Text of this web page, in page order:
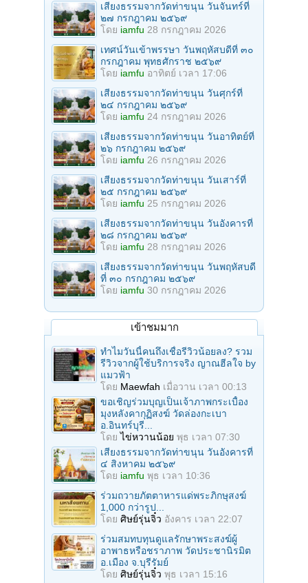
เสียงธรรมจากวัดท่าขนุน วันจันทร์ที่
๒๗ กรกฎาคม ๒๕๖๙
โดย iamfu 28 กรกฎาคม 2026
เทศน์วันเข้าพรรษา วันพฤหัสบดีที่ ๓๐
กรกฎาคม พุทธศักราช ๒๕๖๙
โดย iamfu อาทิตย์ เวลา 17:06
เสียงธรรมจากวัดท่าขนุน วันศุกร์ที่
๒๔ กรกฎาคม ๒๕๖๙
โดย iamfu 24 กรกฎาคม 2026
เสียงธรรมจากวัดท่าขนุน วันอาทิตย์ที่
๒๖ กรกฎาคม ๒๕๖๙
โดย iamfu 26 กรกฎาคม 2026
เสียงธรรมจากวัดท่าขนุน วันเสาร์ที่
๒๕ กรกฎาคม ๒๕๖๙
โดย iamfu 25 กรกฎาคม 2026
เสียงธรรมจากวัดท่าขนุน วันอังคารที่
๒๘ กรกฎาคม ๒๕๖๙
โดย iamfu 28 กรกฎาคม 2026
เสียงธรรมจากวัดท่าขนุน วันพฤหัสบดี
ที่ ๓๐ กรกฎาคม ๒๕๖๙
โดย iamfu 30 กรกฎาคม 2026
เข้าชมมาก
ทำไมวันนี้คนถึงเชื่อรีวิวน้อยลง? รวม
รีวิวจากผู้ใช้บริการจริง ญาณฮีลใจ by
แมวฟ้า
โดย Maewfah เมื่อวาน เวลา 00:13
ขอเชิญร่วมบุญเป็นเจ้าภาพกระเบื้อง
มุงหลังคากุฏิสงฆ์ วัดล่องกะเบา
อ.อินทร์บุรี...
โดยไข่หวานน้อย พุธ เวลา 07:30
เสียงธรรมจากวัดท่าขนุน วันอังคารที่
๔ สิงหาคม ๒๕๖๙
โดย iamfu พุธ เวลา 10:36
ร่วมถวายภัตตาหารแด่พระภิกษุสงฆ์
1,000 กว่ารูป...
โดย ศิษย์รุ่นจิ๋ว อังคาร เวลา 22:07
ร่วมสมทบทุนดูแลรักษาพระสงฆ์ผู้
อาพาธหรือชราภาพ วัดประชานิรมิต
อ.เมือง จ.บุรีรัมย์
โดย ศิษย์รุ่นจิ๋ว พุธ เวลา 15:16